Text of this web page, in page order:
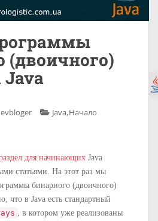
(двоичного)
Java
Java,Начало
для начинающих Java
статьями. На этот раз мы
бинарного (двоичного)
что в Java есть стандартный
, в котором уже реализованы